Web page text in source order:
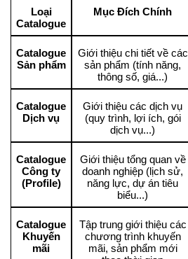
Loại
Catalogue
Mục Đích Chính
Catalogue
Sản phẩm
Giới thiệu chi tiết về các
sản phẩm (tính năng,
thông số, giá...)
Catalogue
Dịch vụ
Giới thiệu các dịch vụ
(quy trình, lợi ích, gói
dịch vụ...)
Catalogue
Công ty
(Profile)
Giới thiệu tổng quan về
doanh nghiệp (lịch sử,
năng lực, dự án tiêu
biểu...)
Catalogue
Khuyến
mãi
Tập trung giới thiệu các
chương trình khuyến
mãi, sản phẩm mới